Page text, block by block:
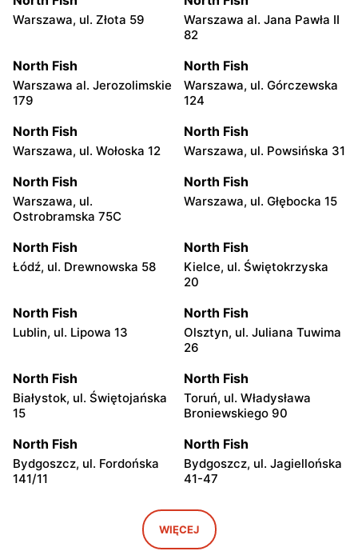
Warszawa, ul. Złota 59
Warszawa al. Jana Pawła II
82
North Fish
Warszawa al. Jerozolimskie
179
North Fish
Warszawa, ul. Górczewska
124
North Fish
Warszawa, ul. Wołoska 12
North Fish
Warszawa, ul. Powsińska 31
North Fish
Warszawa, ul.
Ostrobramska 75C
North Fish
Warszawa, ul. Głębocka 15
North Fish
Łódź, ul. Drewnowska 58
North Fish
Kielce, ul. Świętokrzyska
20
North Fish
Lublin, ul. Lipowa 13
North Fish
Olsztyn, ul. Juliana Tuwima
26
North Fish
Białystok, ul. Świętojańska
15
North Fish
Toruń, ul. Władysława
Broniewskiego 90
North Fish
Bydgoszcz, ul. Fordońska
141/11
North Fish
Bydgoszcz, ul. Jagiellońska
41-47
North Fish
Kraków, ul. Pawia 5
WIĘCEJ